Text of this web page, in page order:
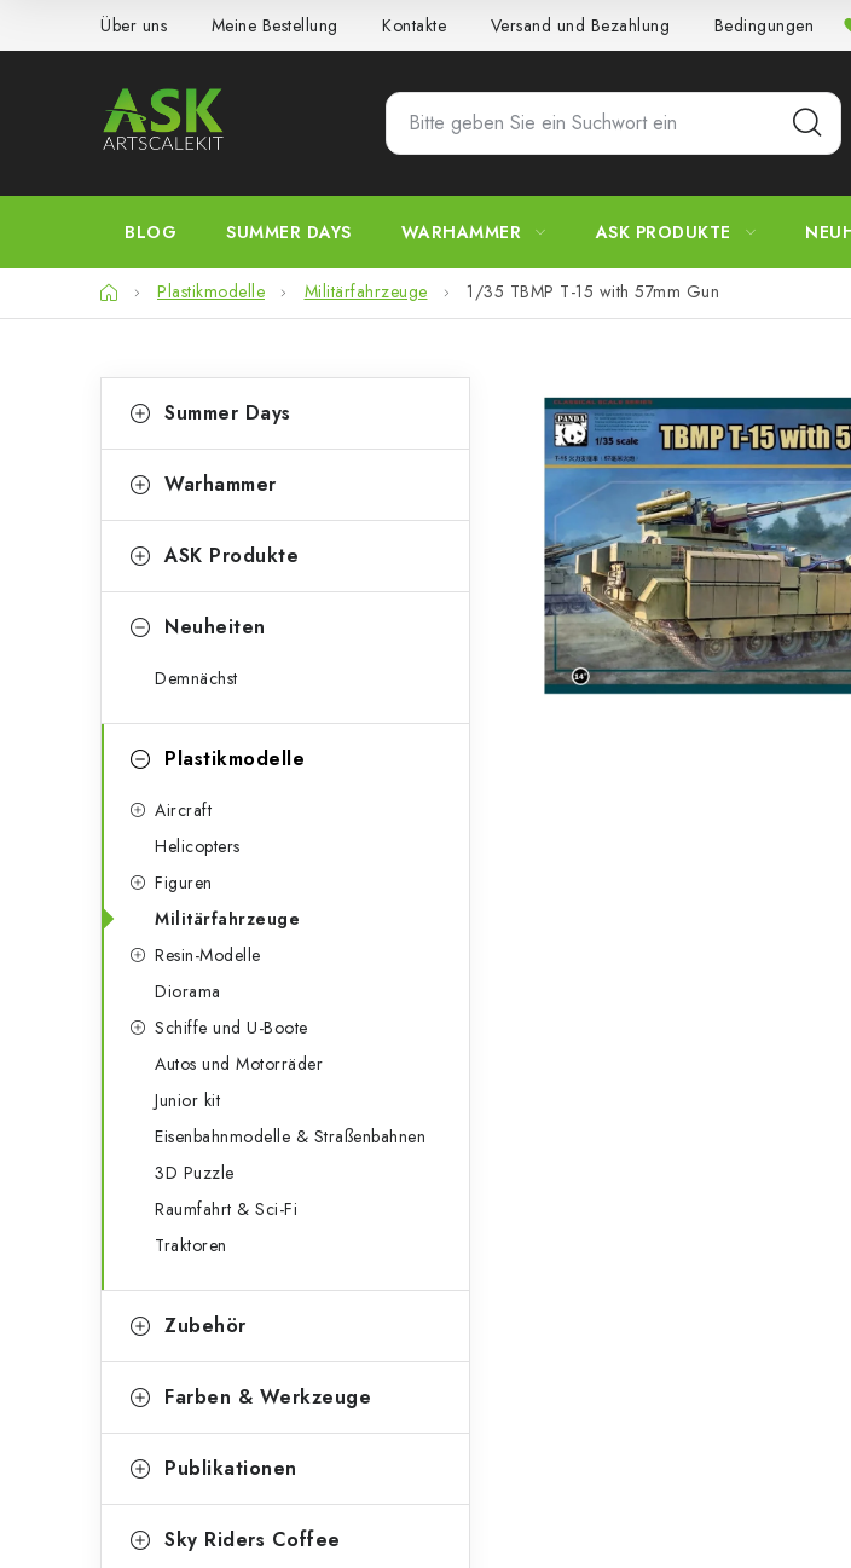
Über uns Meine Bestellung Kontakte Versand und Bezahlung Bedingungen und
BLOG SUMMER DAYS WARHAMMER ASK PRODUKTE
StartseitePlastikmodelle Militärfahrzeuge 1/35 TBMP T-15 with 57mm Gun
e
t
e
e
e
überspringen
a
e
o
e
Summer Days
Warhammer
ASK Produkte
Neuheiten
Demnächst
Plastikmodelle
Aircraft
Helicopters
Figuren
Militärfahrzeuge
Resin-Modelle
Diorama
Schiffe und U-Boote
Autos und Motorräder
Junior kit
Eisenbahnmodelle & Straßenbahnen
3D Puzzle
Raumfahrt & Sci-Fi
Traktoren
Zubehör
Farben & Werkzeuge
Publikationen
Sky Riders Coffee